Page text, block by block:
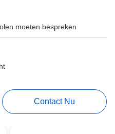
moeten bespreken
Contact Nu